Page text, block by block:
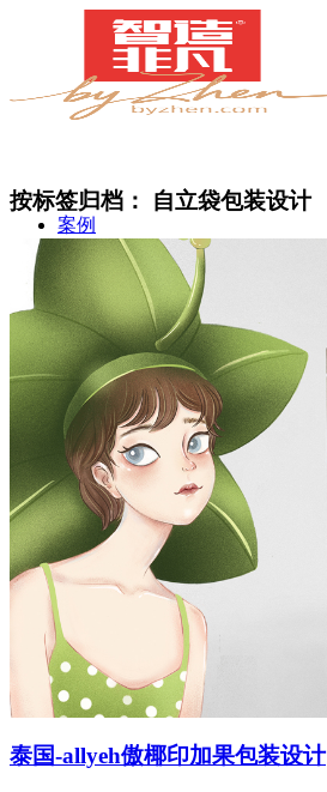
案例
简介
甄知灼见
智造中心
按标签归档： 自立袋包装设计
泰国-allyeh傲椰印加果包装设计